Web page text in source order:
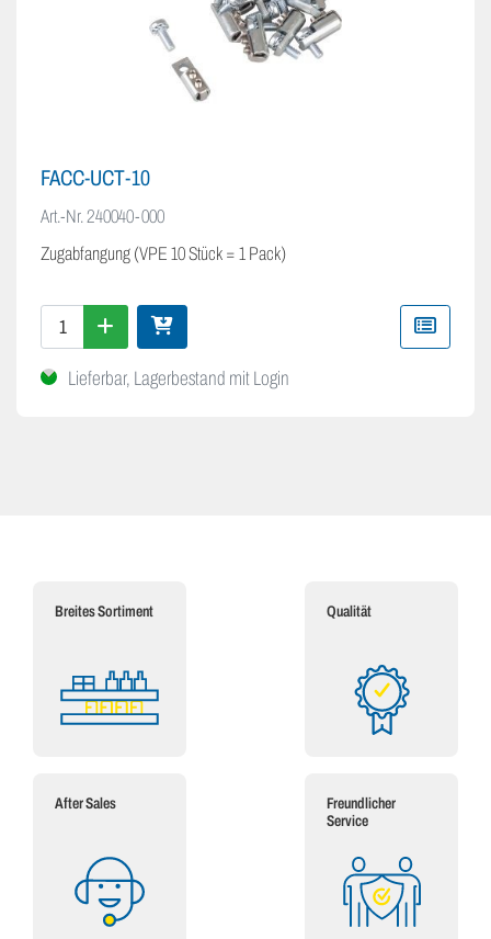
FACC-UCT-10
Art.-Nr.240040-000
Zugabfangung (VPE 10 Stück = 1 Pack)
Lieferbar, Lagerbestand mit Login
Breites Sortiment Qualität
After Sales
Freundlicher
Service